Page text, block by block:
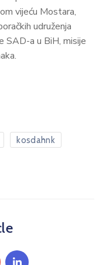
vijeću Mostara,
udruženja
SAD-a u BiH, misije
kosdahnk